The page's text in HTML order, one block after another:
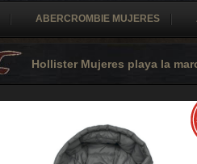
ABERCROMBIE MUJERES
Hollister Mujeres playa la